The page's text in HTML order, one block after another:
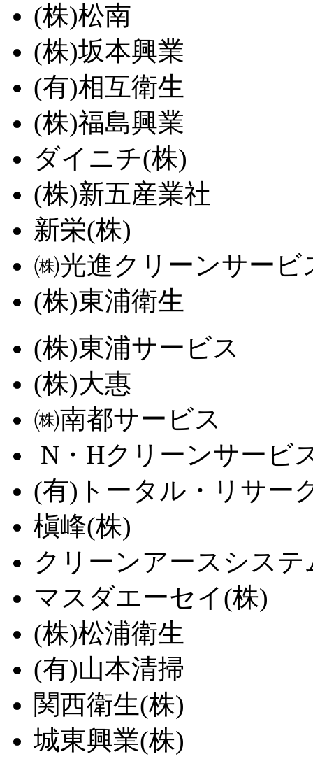
(株)松南
(株)坂本興業
(有)相互衛生
(株)福島興業
ダイニチ(株)
(株)新五産業社
新栄(株)
㈱光進クリーンサービ
(株)東浦衛生
(株)東浦サービス
(株)大惠
㈱南都サービス
N・Hクリーンサービ
(有)トータル・リサー
槇峰(株)
クリーンアースシステ
マスダエーセイ(株)
(株)松浦衛生
(有)山本清掃
関西衛生(株)
城東興業(株)